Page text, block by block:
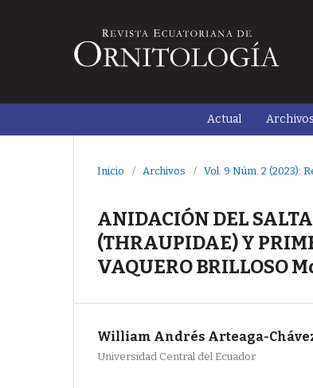
Actual Archivos
Inicio / Archivos / Vol. 9 Núm. 2 (2023):
ANIDACIÓN DEL
(THRAUPIDAE) Y
VAQUERO BRILLOSO
William Andrés Arteaga-
Universidad Central del Ecuador